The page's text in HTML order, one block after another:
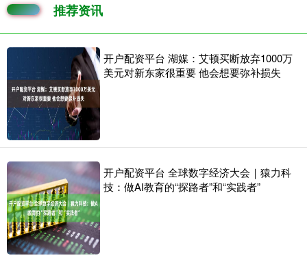
推荐资讯
开户配资平台 湖媒：艾顿买断放弃1000万
美元对新东家很重要 他会想要弥补损失
开户配资平台 全球数字经济大会｜猿力科
技：做AI教育的“探路者”和“实践者”